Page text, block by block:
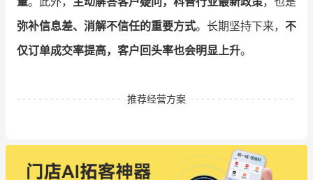
弥补信息差、消解不信任的重要方式。长期坚持下来， 不
仅订单成交率提高，客户回头率也会明显上升。
推荐经营方案